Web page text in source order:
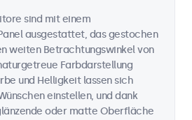
sind mit einem
ausgestattet, das gestochen
weiten Betrachtungswinkel von
Farbdarstellung
und Helligkeit lassen sich
einstellen, und dank
oder matte Oberfläche